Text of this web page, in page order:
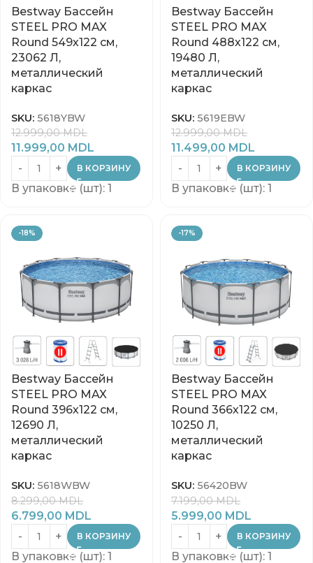
Bestway Бассейн
STEEL PRO MAX
Round 549х122 см,
23062 Л,
металлический
каркас
SKU: 5618YBW
12.999,00MDL
11.999,00 MDL
В КОРЗИНУ
В упаковке (шт): 1
Bestway Бассейн
STEEL PRO MAX
Round 488х122 см,
19480 Л,
металлический
каркас
SKU: 5619EBW
12.999,00MDL
11.499,00 MDL
В КОРЗИНУ
В упаковке (шт): 1
-18%
Bestway Бассейн
STEEL PRO MAX
Round 396х122 см,
12690 Л,
металлический
каркас
SKU: 5618WBW
8.299,00MDL
6.799,00 MDL
В КОРЗИНУ
В упаковке (шт): 1
-17%
Bestway Бассейн
STEEL PRO MAX
Round 366х122 см,
10250 Л,
металлический
каркас
SKU: 56420BW
7.199,00MDL
5.999,00 MDL
В КОРЗИНУ
В упаковке (шт): 1